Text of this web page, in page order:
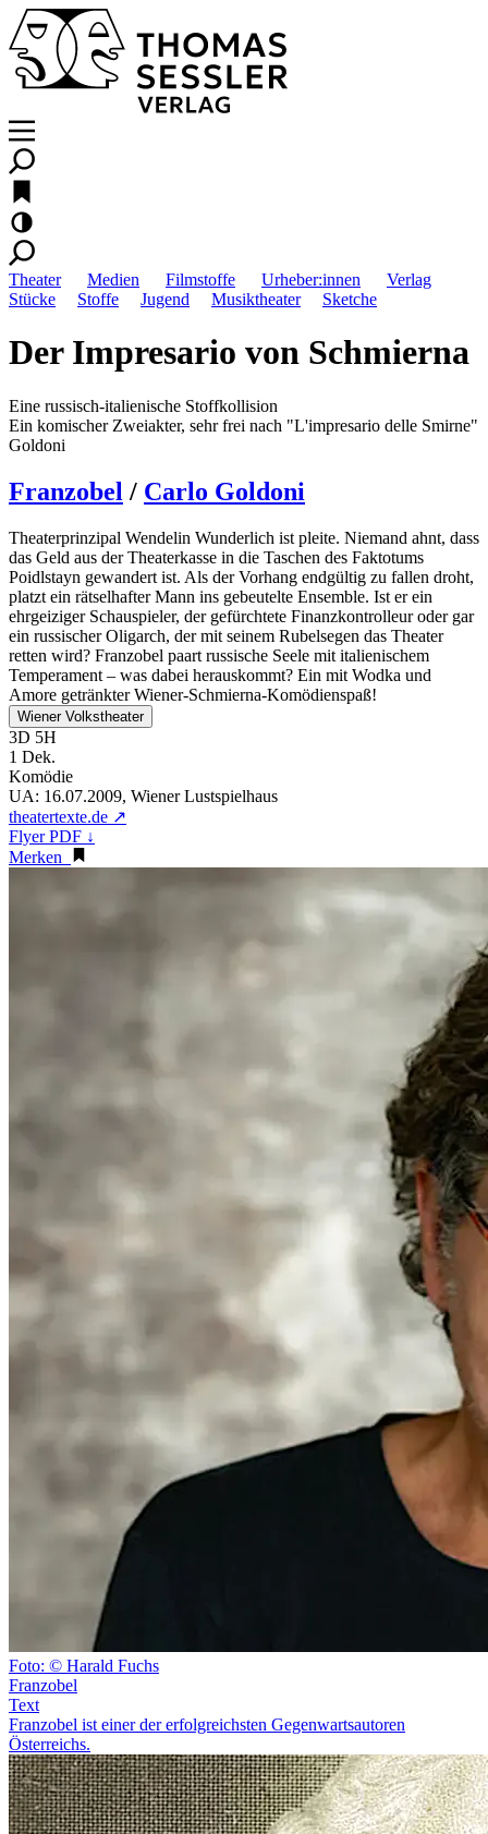
Theater Medien Filmstoffe Urheber:innen
Verlag
Stücke
Stoffe Jugend Musiktheater Sketche
Der Impresario von Schmierna
Eine russisch-italienische Stoffkollision
Ein komischer Zweiakter, sehr frei nach "L'impresario delle Smirne"
Goldoni
Franzobel / Carlo Goldoni
Theaterprinzipal Wendelin Wunderlich ist pleite. Niemand ahnt, dass
das Geld aus der Theaterkasse in die Taschen des Faktotums
Poidlstayn gewandert ist. Als der Vorhang endgültig zu fallen droht,
platzt ein rätselhafter Mann ins gebeutelte Ensemble. Ist er ein
ehrgeiziger Schauspieler, der gefürchtete Finanzkontrolleur oder gar
ein russischer Oligarch, der mit seinem Rubelsegen das Theater
retten wird? Franzobel paart russische Seele mit italienischem
Temperament – was dabei herauskommt? Ein mit Wodka und
Amore getränkter Wiener-Schmierna-Komödienspaß!
Wiener Volkstheater
3D 5H
1 Dek.
Komödie
UA: 16.07.2009, Wiener Lustspielhaus
theatertexte.de ↗
Flyer PDF ↓
Merken
Foto: © Harald Fuchs
Franzobel
Text
Franzobel ist einer der erfolgreichsten Gegenwartsautoren
Österreichs.